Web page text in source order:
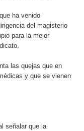
ha venido
del magisterio
para la mejor
las quejas que en
y que se vienen
señalar que la